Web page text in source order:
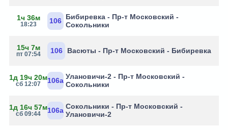
1ч 36м
18:23 106 Бибиревка - Пр-т Московский -
Сокольники
15ч 7м
пт 07:54 106 Васюты - Пр-т Московский - Бибиревка
1д 19ч 20м
сб 12:07 106а Улановичи-2 - Пр-т Московский -
Сокольники
1д 16ч 57м
сб 09:44 106а Сокольники - Пр-т Московский -
Улановичи-2